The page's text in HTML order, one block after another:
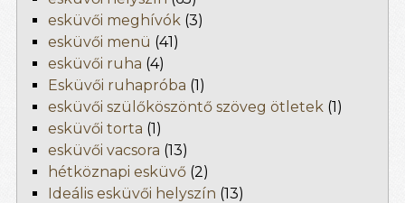
esküvői meghívók (3)
esküvői menü (41)
esküvői ruha (4)
Esküvői ruhapróba (1)
esküvői szülőköszöntő szöveg ötletek (1)
esküvői torta (1)
esküvői vacsora (13)
hétköznapi esküvő (2)
Ideális esküvői helyszín (13)